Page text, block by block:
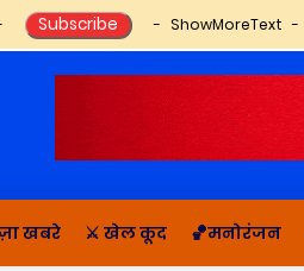
ShowMoreText
खबरे ⚔️ खेल कूद 🏀मनोरंजन